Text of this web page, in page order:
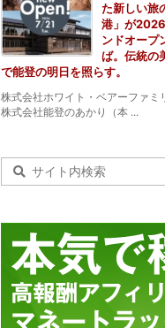
た新しい旅
港」が
ンドオープ
ば。伝統の
で能登の明日を照らす。
株式会社ホワイト・ベアーファミ
株式会社能登のあかり（本 ...